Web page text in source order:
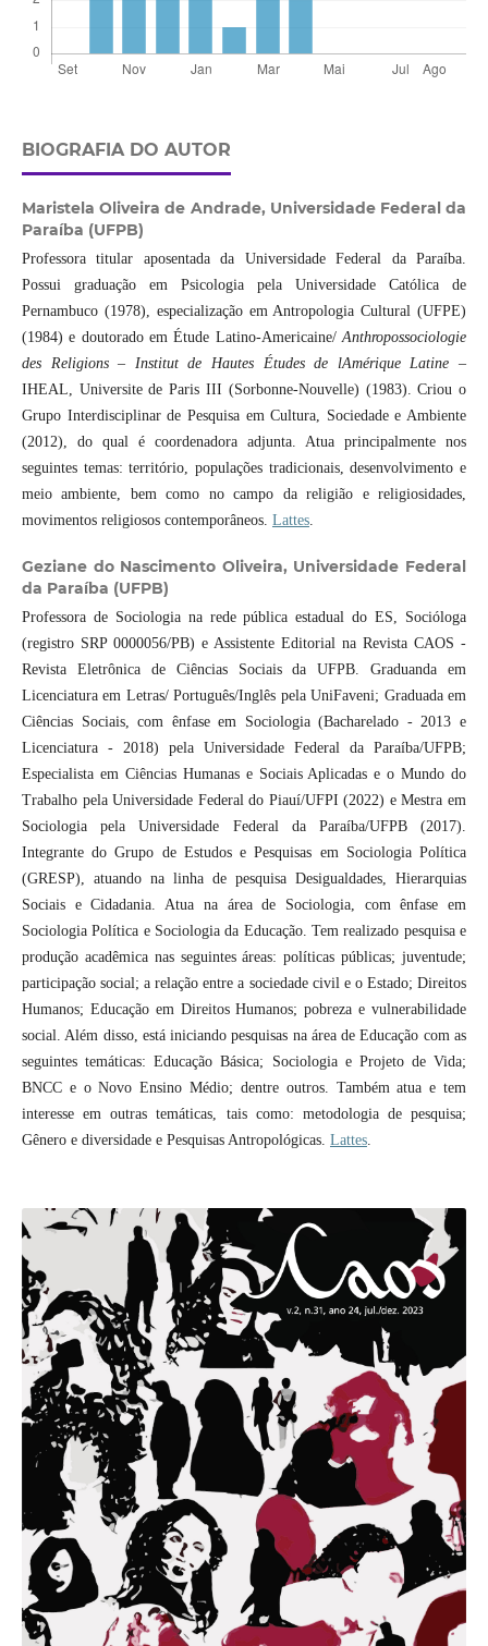
BIOGRAFIA DO AUTOR
Maristela Oliveira de Andrade, Universidade Federal da
Paraíba (UFPB)
Professora titular aposentada da Universidade Federal da Paraíba.
Possui graduação em Psicologia pela Universidade Católica de
Pernambuco (1978), especialização em Antropologia Cultural (UFPE)
(1984) e doutorado em Étude Latino-Americaine/Anthropossociologie
des Religions – Institut de Hautes Études de lAmérique Latine –
IHEAL, Universite de Paris III (Sorbonne-Nouvelle) (1983). Criou o
Grupo Interdisciplinar de Pesquisa em Cultura, Sociedade e Ambiente
(2012), do qual é coordenadora adjunta. Atua principalmente nos
seguintes temas: território, populações tradicionais, desenvolvimento e
meio ambiente, bem como no campo da religião e religiosidades,
movimentos religiosos contemporâneos. Lattes.
Geziane do Nascimento Oliveira, Universidade Federal
da Paraíba (UFPB)
Professora de Sociologia na rede pública estadual do ES, Socióloga
(registro SRP 0000056/PB) e Assistente Editorial na Revista CAOS -
Revista Eletrônica de Ciências Sociais da UFPB. Graduanda em
Licenciatura em Letras/ Português/Inglês pela UniFaveni; Graduada em
Ciências Sociais, com ênfase em Sociologia (Bacharelado - 2013 e
Licenciatura - 2018) pela Universidade Federal da Paraíba/UFPB;
Especialista em Ciências Humanas e Sociais Aplicadas e o Mundo do
Trabalho pela Universidade Federal do Piauí/UFPI (2022) e Mestra em
Sociologia pela Universidade Federal da Paraíba/UFPB (2017).
Integrante do Grupo de Estudos e Pesquisas em Sociologia Política
(GRESP), atuando na linha de pesquisa Desigualdades, Hierarquias
Sociais e Cidadania. Atua na área de Sociologia, com ênfase em
Sociologia Política e Sociologia da Educação. Tem realizado pesquisa e
produção acadêmica nas seguintes áreas: políticas públicas; juventude;
participação social; a relação entre a sociedade civil e o Estado; Direitos
Humanos; Educação em Direitos Humanos; pobreza e vulnerabilidade
social. Além disso, está iniciando pesquisas na área de Educação com as
seguintes temáticas: Educação Básica; Sociologia e Projeto de Vida;
BNCC e o Novo Ensino Médio; dentre outros. Também atua e tem
interesse em outras temáticas, tais como: metodologia de pesquisa;
Gênero e diversidade e Pesquisas Antropológicas. Lattes.